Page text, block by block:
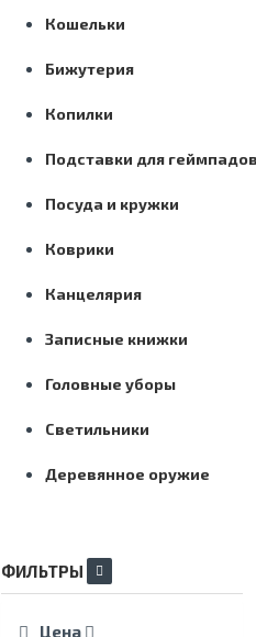
Кошельки
Бижутерия
Копилки
Подставки для геймпадов
Посуда и кружки
Коврики
Канцелярия
Записные книжки
Головные уборы
Светильники
Деревянное оружие
ФИЛЬТРЫ
Цена